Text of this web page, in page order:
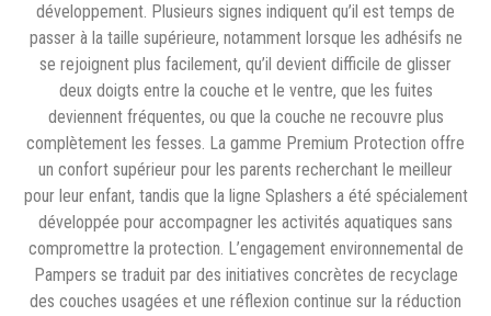
développement. Plusieurs signes indiquent qu’il est temps de
passer à la taille supérieure, notamment lorsque les adhésifs ne
se rejoignent plus facilement, qu’il devient difficile de glisser
deux doigts entre la couche et le ventre, que les fuites
deviennent fréquentes, ou que la couche ne recouvre plus
complètement les fesses. La gamme Premium Protection offre
un confort supérieur pour les parents recherchant le meilleur
pour leur enfant, tandis que la ligne Splashers a été spécialement
développée pour accompagner les activités aquatiques sans
compromettre la protection. L’engagement environnemental de
Pampers se traduit par des initiatives concrètes de recyclage
des couches usagées et une réflexion continue sur la réduction